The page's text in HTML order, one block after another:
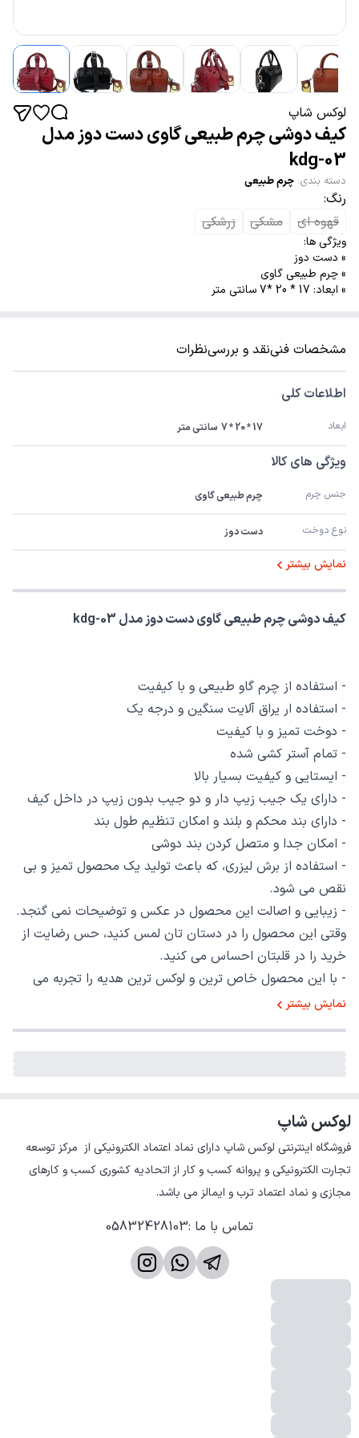
لوکس شاپ
کیف دوشی چرم طبیعی گاوی دست دوز مدل
kdg-03
دسته بندی: چرم طبیعی
رنگ:
قهوه ای
مشکی زرشکی
ویژگی ها:
» دست دوز
» چرم طبیعی گاوی
» ابعاد: 17 * 20 *7 سانتی متر
مشخصات فنینقد و بررسینظرات
اطلاعات کلی
ابعاد 17 * 20 * 7  سانتی متر
ویژگی های کالا
جنس چرم چرم طبیعی گاوی
نوع دوخت دست دوز
نمایش بیشتر
کیف دوشی چرم طبیعی گاوی دست دوز مدل kdg-03
- استفاده از چرم گاو طبیعی و با کیفیت
- استفاده ار یراق آلایت سنگین و درجه یک
- دوخت تمیز و با کیفیت
- تمام آستر کشی شده
- ایستایی و کیفیت بسیار بالا
- دارای یک جیب زیپ دار و دو جیب بدون زیپ در داخل کیف
- دارای بند محکم و بلند و امکان تنظیم طول بند
- امکان جدا و متصل کردن بند دوشی
- استفاده از برش لیزری، که باعث تولید یک محصول تمیز و بی
نقص می شود.
- زیبایی و اصالت این محصول در عکس و توضیحات نمی گنجد.
وقتی این محصول را در دستان تان لمس کنید، حس رضایت از
خرید را در قلبتان احساس می کنید.
- با این محصول خاص ترین و لوکس ترین هدیه را تجربه می
کنید.
چرمی را با بهترین کیفیت چرم، بهترین دوخت و متریال تولید
کرده است.
- در مراحل عکاسی و ویرایش عکس، تمام تلاشمان بر این بوده
که عکس به صورت طبیعی و بدون هیچ فیلتری باشد. عکس ها
با کیفیت بالا تهیه شده و شما مشتری عزیز می توانید با بزرگ
نمایی عکس، جزییات جنس چرم و دوخت را کاملا واضح ببینید.
آماده سازی: تمامی مراحل ارسال از طریق پیامک اطلاع داده می
رضایت مشتری بالاترین اولویت را برای مجموعه لوکس شاپ دارد.
نمایش بیشتر
لوکس شاپ
مجازی و نماد اعتماد ترب و ایمالز می باشد.
تماس با ما :
05832428103